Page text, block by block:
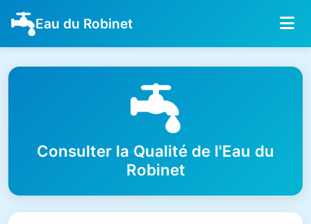
Eau du Robinet
Consulter la Qualité de l'Eau du
Robinet